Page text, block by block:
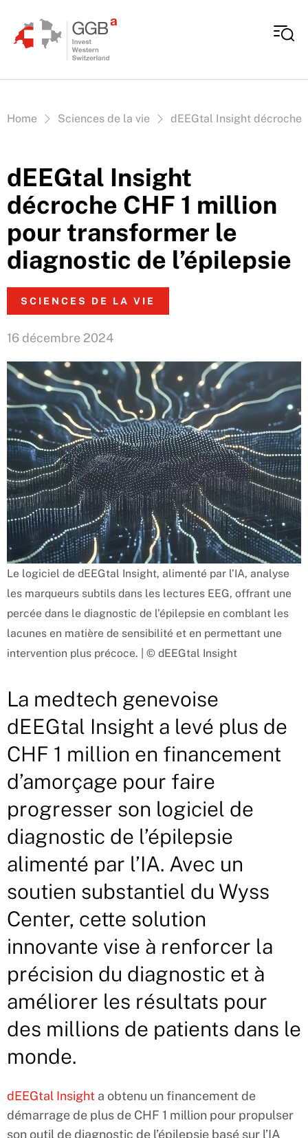
Vous êtes ici:
Home Sciences de la vie dEEGtal Insight décroche
dEEGtal Insight
décroche CHF 1 million
pour transformer le
diagnostic de l’épilepsie
SCIENCES DE LA VIE
16 décembre 2024
Le logiciel de dEEGtal Insight, alimenté par l’IA, analyse
les marqueurs subtils dans les lectures EEG, offrant une
percée dans le diagnostic de l’épilepsie en comblant les
lacunes en matière de sensibilité et en permettant une
intervention plus précoce. | © dEEGtal Insight
La medtech genevoise
dEEGtal Insight a levé plus de
CHF 1 million en financement
d’amorçage pour faire
progresser son logiciel de
diagnostic de l’épilepsie
alimenté par l’IA. Avec un
soutien substantiel du Wyss
Center, cette solution
innovante vise à renforcer la
précision du diagnostic et à
améliorer les résultats pour
des millions de patients dans le
monde.
dEEGtal Insight a obtenu un financement de
démarrage de plus de CHF 1 million pour propulser
son outil de diagnostic de l’épilepsie basé sur l’IA